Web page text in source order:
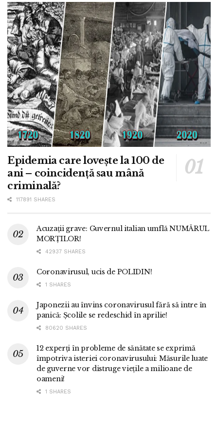
Epidemia care lovește la 100 de
ani – coincidență sau mână
criminală?
117891 SHARES
Acuzații grave: Guvernul italian umflă NUMĂRUL
MORȚILOR!
42937 SHARES
Coronavirusul, ucis de POLIDIN!
1 SHARES
Japonezii au învins coronavirusul fără să intre în
panică: Școlile se redeschid în aprilie!
80620 SHARES
12 experți în probleme de sănătate se exprimă
împotriva isteriei coronavirusului: Măsurile luate
de guverne vor distruge viețile a milioane de
oameni!
1 SHARES